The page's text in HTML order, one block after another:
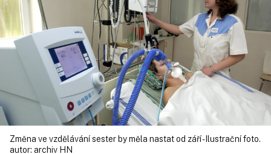
Změna ve vzdělávání sester by měla nastat od září - Ilustrační foto.
autor: archiv HN